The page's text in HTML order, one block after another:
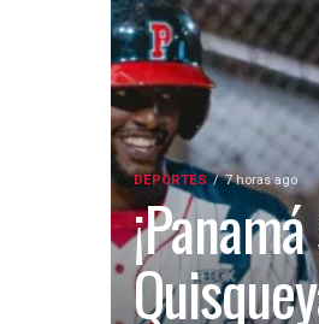
DEPORTES 7 horas ago